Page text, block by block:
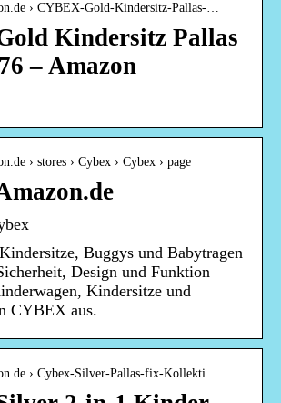
› CYBEX-Gold-Kindersitz-Pallas-…
Kindersitz Pallas
– Amazon
› stores › Cybex › Cybex › page
Buggys und Babytragen
Design und Funktion
Kindersitze und
CYBEX aus.
› Cybex-Silver-Pallas-fix-Kollekti…